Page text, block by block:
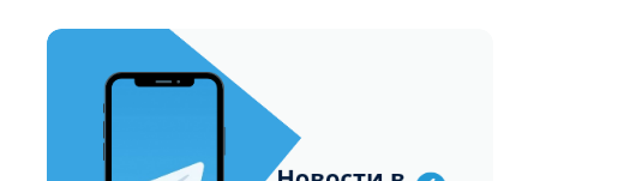
https://t.me/minskctvby